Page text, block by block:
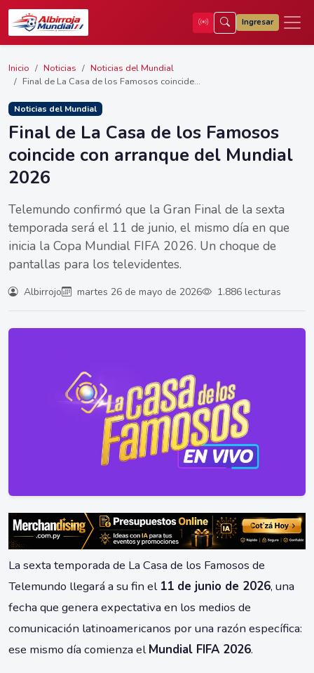
Ingresar
Inicio Noticias
Noticias del Mundial
Final de La Casa de los Famosos coincide...
Noticias del Mundial
Final de La Casa de los Famosos
coincide con arranque del Mundial
2026
Telemundo confirmó que la Gran Final de la sexta
temporada será el 11 de junio, el mismo día en que
inicia la Copa Mundial FIFA 2026. Un choque de
pantallas para los televidentes.
Albirrojo martes 26 de mayo de 2026 1.886 lecturas
La sexta temporada de La Casa de los Famosos de
Telemundo llegará a su fin el 11 de junio de 2026, una
fecha que genera expectativa en los medios de
comunicación latinoamericanos por una razón específica:
ese mismo día comienza elMundial FIFA 2026.